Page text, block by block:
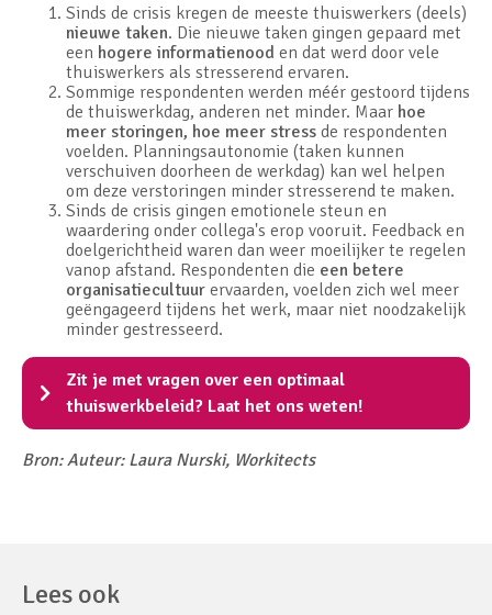
Sinds de crisis kregen de meeste thuiswerkers (deels)
nieuwe taken. Die nieuwe taken gingen gepaard met
een hogere informatienood en dat werd door vele
thuiswerkers als stresserend ervaren.
Sommige respondenten werden méér gestoord tijdens
de thuiswerkdag, anderen net minder. Maar hoe
meer storingen, hoe meer stress de respondenten
voelden. Planningsautonomie (taken kunnen
verschuiven doorheen de werkdag) kan wel helpen
om deze verstoringen minder stresserend te maken.
Sinds de crisis gingen emotionele steun en
waardering onder collega's erop vooruit. Feedback en
doelgerichtheid waren dan weer moeilijker te regelen
vanop afstand. Respondenten die een betere
organisatiecultuur ervaarden, voelden zich wel meer
geëngageerd tijdens het werk, maar niet noodzakelijk
minder gestresseerd.
Zit je met vragen over een optimaal
thuiswerkbeleid? Laat het ons weten!
Bron: Auteur: Laura Nurski, Workitects
Lees ook